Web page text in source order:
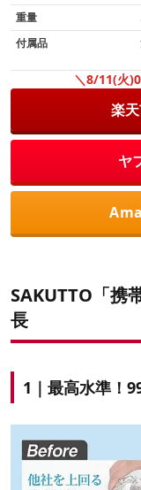
重量
付属品
＼8/11(火
楽
ヤ
SAKUTTO「携
長
1｜最高水準！